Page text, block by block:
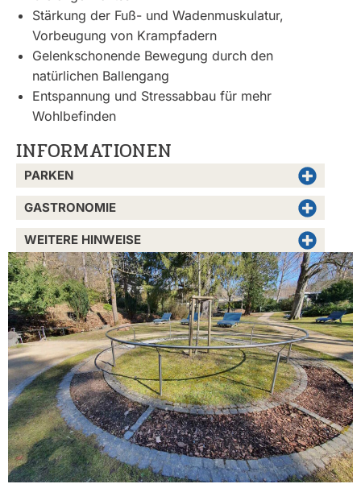
Stärkung der Fuß- und Wadenmuskulatur,
Vorbeugung von Krampfadern
Gelenkschonende Bewegung durch den
natürlichen Ballengang
Entspannung und Stressabbau für mehr
Wohlbefinden
INFORMATIONEN
PARKEN
GASTRONOMIE
WEITERE HINWEISE